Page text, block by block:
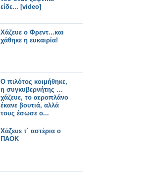
είδε... [video]
Χάζευε ο Φρεντ...και
χάθηκε η ευκαιρία!
Ο πιλότος κοιμήθηκε,
η συγκυβερνήτης …
χάζευε, το αεροπλάνο
έκανε βουτιά, αλλά
τους έσωσε ο...
Χάζευε τ´ αστέρια ο
ΠΑΟΚ